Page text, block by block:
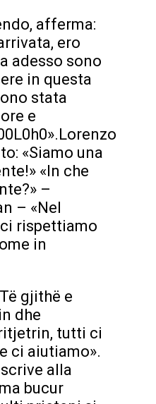
afferma:
ero
adesso sono
in questa
stata
e
«Siamo una
«In che
–
– «Nel
rispettiamo
in
gjithë e
dhe
tutti ci
ci aiutiamo».
alla
bucur